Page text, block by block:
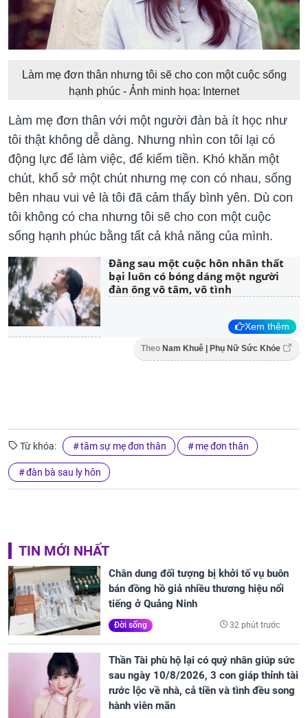
Làm mẹ đơn thân nhưng tôi sẽ cho con một cuộc sống
hạnh phúc - Ảnh minh họa: Internet
Làm mẹ đơn thân với một người đàn bà ít học như
tôi thật không dễ dàng. Nhưng nhìn con tôi lại có
động lực để làm việc, để kiếm tiền. Khó khăn một
chút, khổ sở một chút nhưng mẹ con có nhau, sống
bên nhau vui vẻ là tôi đã cảm thấy bình yên. Dù con
tôi không có cha nhưng tôi sẽ cho con một cuộc
sống hạnh phúc bằng tất cả khả năng của mình.
Đằng sau một cuộc hôn nhân thất
bại luôn có bóng dáng một người
đàn ông vô tâm, vô tình
Xem thêm
Theo Nam Khuê | Phụ Nữ Sức Khỏe
Từ khóa: tâm sự mẹ đơn thân mẹ đơn thân
đàn bà sau ly hôn
TIN MỚI NHẤT
Chân dung đối tượng bị khởi tố vụ buôn
bán đồng hồ giả nhiều thương hiệu nổi
tiếng ở Quảng Ninh
Đời sống 32 phút trước
Thần Tài phù hộ lại có quý nhân giúp sức
sau ngày 10/8/2026, 3 con giáp thỉnh tài
rước lộc về nhà, cả tiền và tình đều song
hành viên mãn